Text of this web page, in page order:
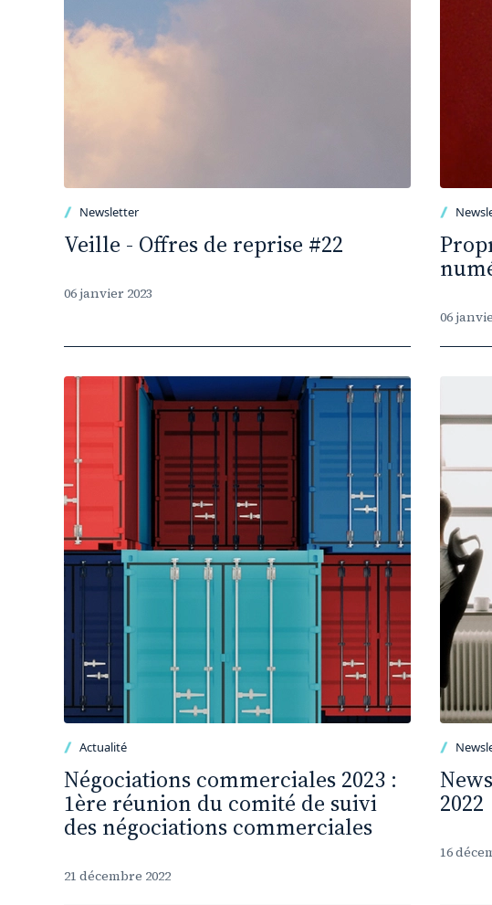
Newsletter
Veille - Offres de reprise #22
06 janvier 2023
06
Actualité
Négociations commerciales 2023 :
1ère réunion du comité de suivi
des négociations commerciales
21 décembre 2022
2022
16